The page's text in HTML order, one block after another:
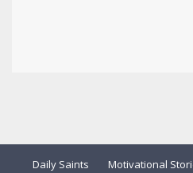
Daily Saints Motivational